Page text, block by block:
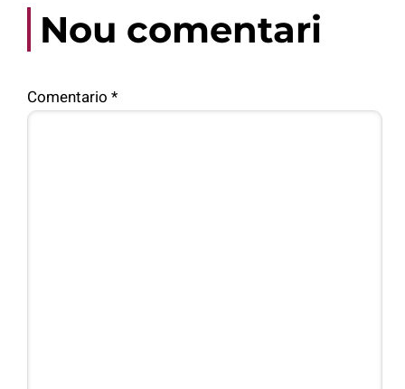
Nou comentari
Comentario *